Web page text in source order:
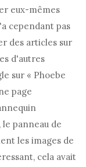
eux-mêmes
cependant pas
des articles sur
d'autres
sur « Phoebe
page
panneau de
les images de
cela avait